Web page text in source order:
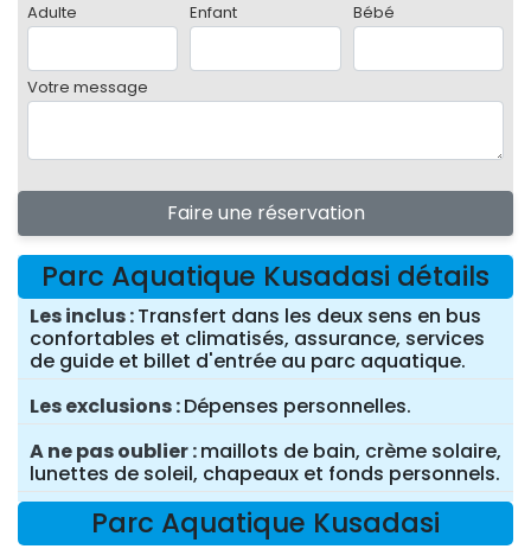
Adulte Enfant Bébé
Votre message
Faire une réservation
Parc Aquatique Kusadasi détails
Les inclus Transfert dans les deux sens en bus
confortables et climatisés, assurance, services
de guide et billet d'entrée au parc aquatique.
Les exclusions Dépenses personnelles.
A ne pas oublier maillots de bain, crème solaire,
lunettes de soleil, chapeaux et fonds personnels.
Parc Aquatique Kusadasi